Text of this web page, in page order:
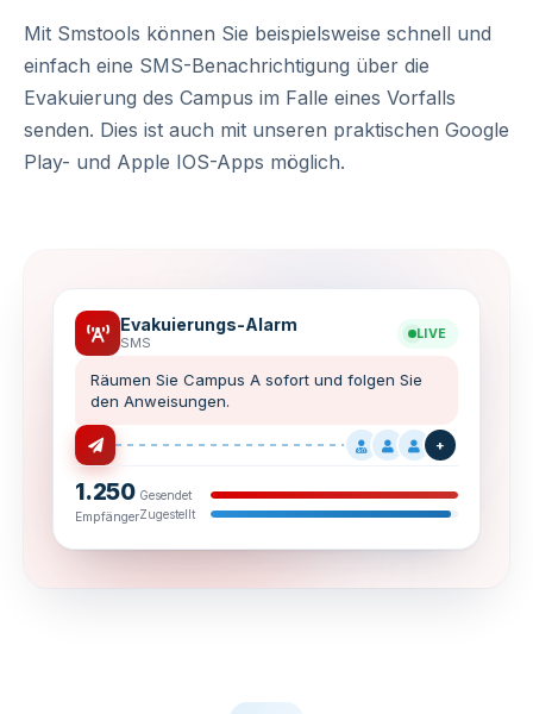
Mit Smstools können Sie beispielsweise schnell und
einfach eine SMS-Benachrichtigung über die
Evakuierung des Campus im Falle eines Vorfalls
senden. Dies ist auch mit unseren praktischen Google
Play- und Apple IOS-Apps möglich.
Evakuierungs-Alarm
SMS
LIVE
Räumen Sie Campus A sofort und folgen Sie
den Anweisungen.
+
1.250
Empfänger
Gesendet
Zugestellt